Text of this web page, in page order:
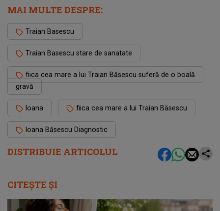
DISTRIBUIE ARTICOLUL
MAI MULTE DESPRE:
Traian Basescu
Traian Basescu stare de sanatate
fiica cea mare a lui Traian Băsescu suferă de o boală
gravă
Ioana fiica cea mare a lui Traian Băsescu
Ioana Băsescu Diagnostic
CITEȘTE ȘI